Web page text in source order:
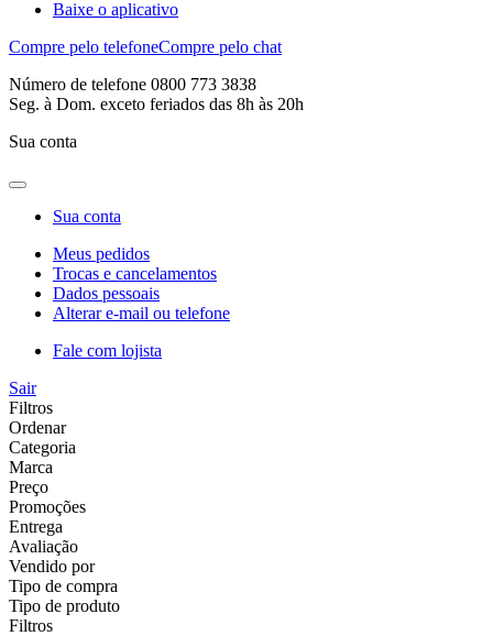
Baixe o aplicativo
Compre pelo telefoneCompre pelo chat
Número de telefone 0800 773 3838
Seg. à Dom. exceto feriados das 8h às 20h
Sua conta
Sua conta
Meus pedidos
Trocas e cancelamentos
Dados pessoais
Alterar e-mail ou telefone
Fale com lojista
Sair
Filtros
Ordenar
Categoria
Marca
Preço
Promoções
Entrega
Avaliação
Vendido por
Tipo de compra
Tipo de produto
Filtros